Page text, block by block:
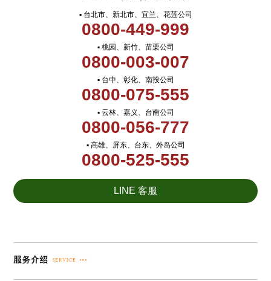
▪ 台北市、新北市、宜兰、花莲公司
0800-449-999
▪ 桃园、新竹、苗栗公司
0800-003-007
▪ 台中、彰化、南投公司
0800-075-555
▪ 云林、嘉义、台南公司
0800-056-777
▪ 高雄、屏东、台东、外岛公司
0800-525-555
LINE 客服